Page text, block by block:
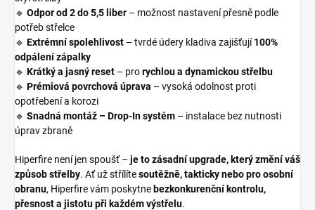
🔹 Odpor od 2 do 5,5 liber – možnost nastavení přesně podle
potřeb střelce
🔹 Extrémní spolehlivost – tvrdé údery kladiva zajišťují100%
odpálení zápalky
🔹 Krátký a jasný reset – prorychlou a dynamickou střelbu
🔹 Prémiová povrchová úprava – vysoká odolnost proti
opotřebení a korozi
🔹 Snadná montáž – Drop-In systém – instalace bez nutnosti
úprav zbraně
Hiperfire není jen spoušť – je to zásadní upgrade, který změní váš
způsob střelby. Ať už střílítesoutěžně, takticky nebo pro osobní
obranu, Hiperfire vám poskytne bezkonkurenční kontrolu,
přesnost a jistotu při každém výstřelu.